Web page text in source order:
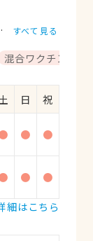
モルモット
すべて見る
混合ワクチン
日
祝
● ●
●
●
細はこちら